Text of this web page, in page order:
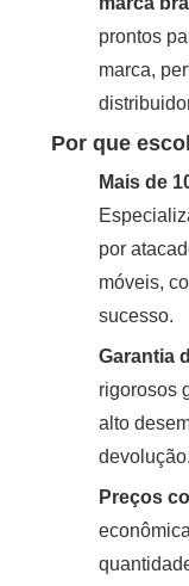
prontos
marca,
Por que
Mais de
por
móveis,
sucesso.
Garantia
rigorosos
alto
devolução.
Preços